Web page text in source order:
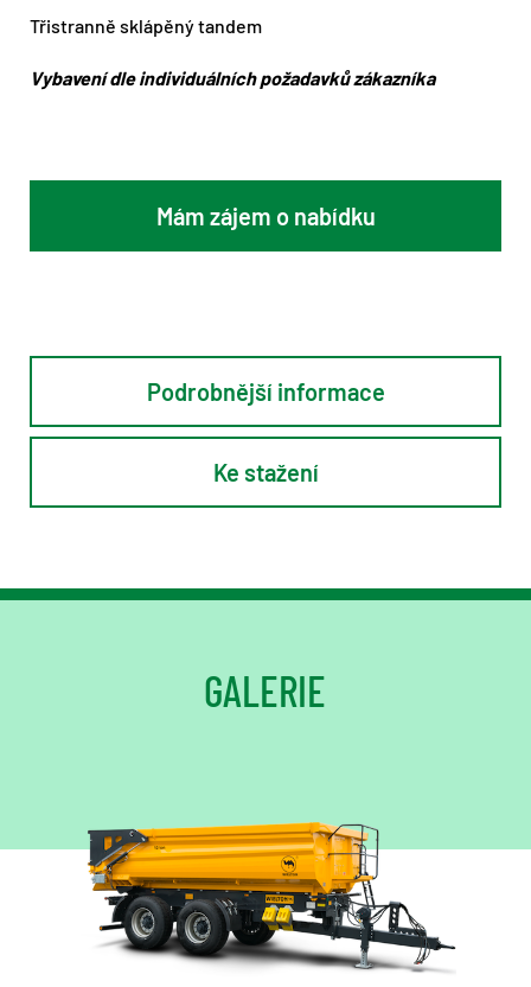
Třistranně sklápěný tandem
Vybavení dle individuálních požadavků zákazníka
Mám zájem o nabídku
Podrobnější informace
Ke stažení
GALERIE